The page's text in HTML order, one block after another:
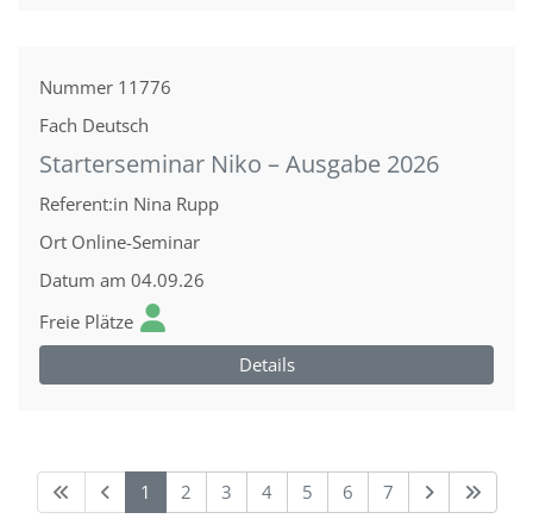
Nummer 11776
Fach Deutsch
Starterseminar Niko – Ausgabe 2026
Referent:in Nina Rupp
Ort Online-Seminar
Datum am 04.09.26
Freie Plätze
Details
1 2 3 4 5 6 7